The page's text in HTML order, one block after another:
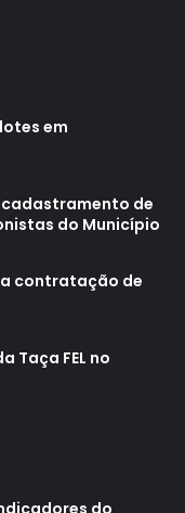
em
de
do Município
contratação de
Taça FEL no
do